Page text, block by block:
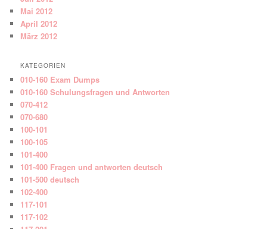
Mai 2012
April 2012
März 2012
KATEGORIEN
010-160 Exam Dumps
010-160 Schulungsfragen und Antworten
070-412
070-680
100-101
100-105
101-400
101-400 Fragen und antworten deutsch
101-500 deutsch
102-400
117-101
117-102